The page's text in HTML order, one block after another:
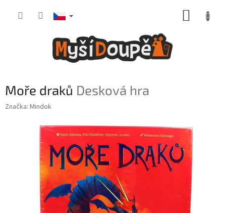
Moře draků Desková hra
Značka: Mindok